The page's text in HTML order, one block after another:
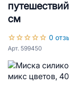
см
0
Арт. 599450